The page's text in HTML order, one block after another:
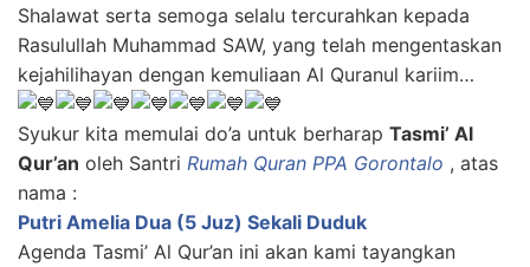
Shalawat serta semoga selalu tercurahkan kepada
Rasulullah Muhammad SAW, yang telah mengentaskan
kejahilihayan dengan kemuliaan Al Quranul kariim…
Syukur kita memulai do’a untuk berharap Tasmi’ Al
Qur’an oleh Santri Rumah Quran PPA Gorontalo , atas
nama :
Putri Amelia Dua (5 Juz) Sekali Duduk
Agenda Tasmi’ Al Qur’an ini akan kami tayangkan